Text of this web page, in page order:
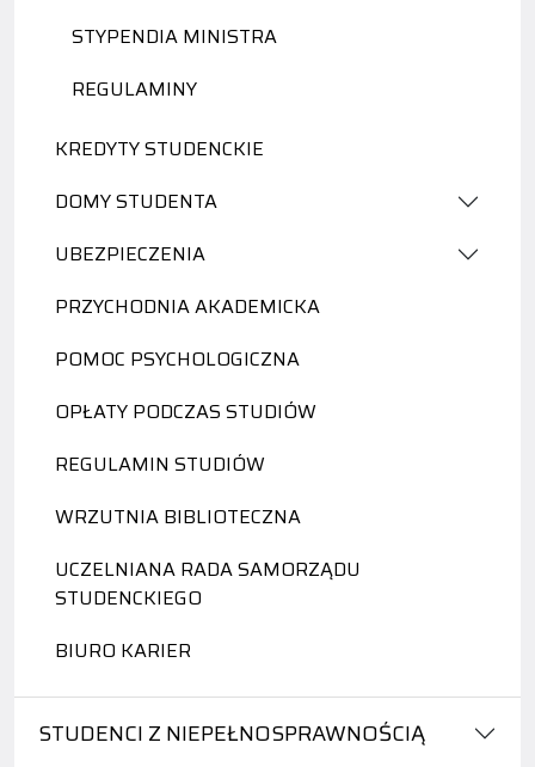
STYPENDIA MINISTRA
REGULAMINY
KREDYTY STUDENCKIE
DOMY STUDENTA
UBEZPIECZENIA
PRZYCHODNIA AKADEMICKA
POMOC PSYCHOLOGICZNA
OPŁATY PODCZAS STUDIÓW
REGULAMIN STUDIÓW
WRZUTNIA BIBLIOTECZNA
UCZELNIANA RADA SAMORZĄDU
STUDENCKIEGO
BIURO KARIER
STUDENCI Z NIEPEŁNOSPRAWNOŚCIĄ